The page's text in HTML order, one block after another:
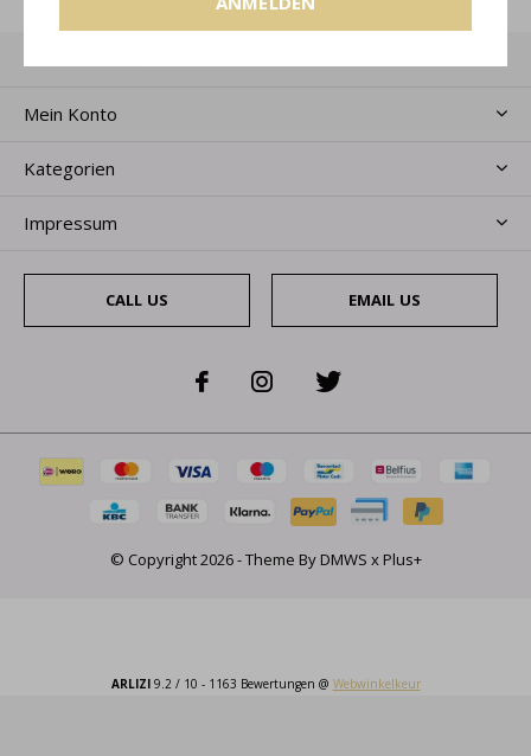
Mein Konto
Kategorien
Impressum
CALL US EMAIL US
© Copyright2026- Theme ByDMWS x Plus+
ARLIZI9.2 / 10 - 1163 Bewertungen @ Webwinkelkeur